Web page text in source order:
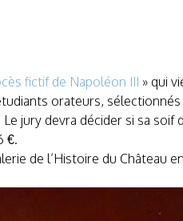
fictif de Napoléon III » qui
orateurs,
jury devra décider si sa
€.
de l’Histoire du Château